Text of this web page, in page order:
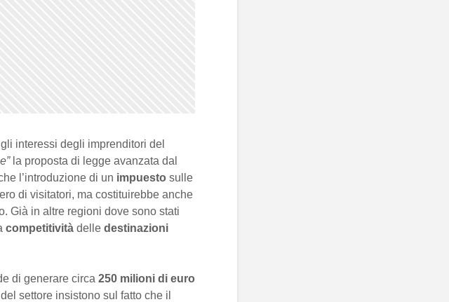
interessi degli imprenditori del
la proposta di legge avanzata dal
l’introduzione di un impuesto sulle
di visitatori, ma costituirebbe anche
Già in altre regioni dove sono stati
competitività delle destinazioni
di generare circa 250 milioni di euro
settore insistono sul fatto che il